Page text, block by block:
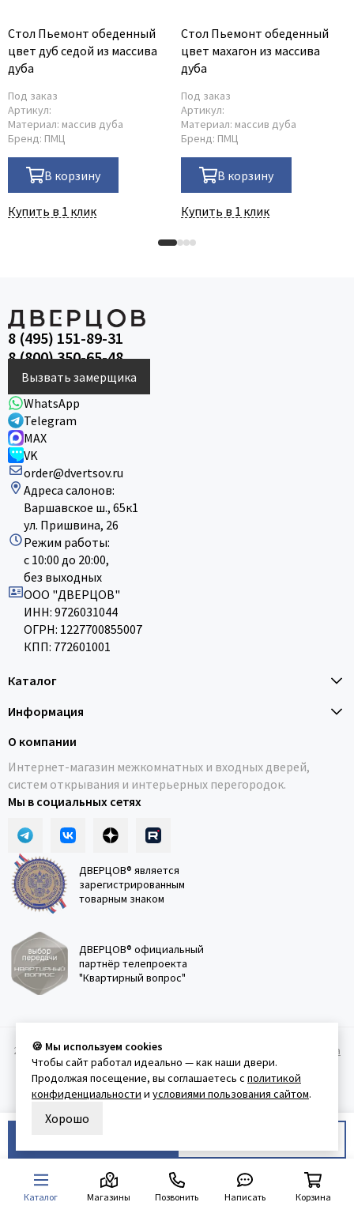
Стол Пьемонт обеденный
цвет дуб седой из массива
дуба
Под заказ
Артикул:
Материал: массив дуба
Бренд: ПМЦ
В корзину
Купить в 1 клик
Стол Пьемонт обеденный
цвет махагон из массива
дуба
Под заказ
Артикул:
Материал: массив дуба
Бренд: ПМЦ
В корзину
Купить в 1 клик
8 (495) 151-89-31
8 (800) 350-65-48
Вызвать замерщика
WhatsApp
Telegram
MAX
VK
order@dvertsov.ru
Адреса салонов:
Варшавское ш., 65к1
ул. Пришвина, 26
Режим работы:
с 10:00 до 20:00,
без выходных
ООО "ДВЕРЦОВ"
ИНН: 9726031044
ОГРН: 1227700855007
КПП: 772601001
Каталог
Информация
О компании
Интернет-магазин межкомнатных и входных дверей,
систем открывания и интерьерных перегородок.
Мы в социальных сетях
ДВЕРЦОВ® является
зарегистрированным
товарным знаком
ДВЕРЦОВ® официальный
партнёр телепроекта
"Квартирный вопрос"
2011-2026 © Дверцов. Карта сайта
Политика
конфеденциальности Условия использования сайта
Каталог Магазины Позвонить Написать Корзина
🍪 Мы используем cookies
Чтобы сайт работал идеально — как наши двери.
Продолжая посещение, вы соглашаетесь с политикой
конфиденциальности и условиями пользования сайтом.
Хорошо